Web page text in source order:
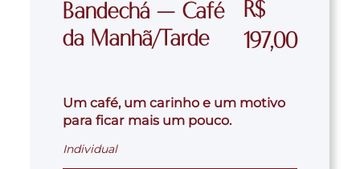
Bandechá – Café
da Manhã/Tarde
R$
197,00
Um café, um carinho e um motivo
para ficar mais um pouco.
Individual